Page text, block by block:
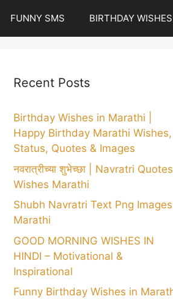
FUNNY SMS BIRTHDAY WISHES
Recent Posts
Birthday Wishes in Marathi |
Happy Birthday Marathi Wishes,
Status, Quotes & Images
नवरात्रीच्या शुभेच्छा | Navratri
Wishes Marathi
Shubh Navratri Text Png
Marathi
GOOD MORNING WISHES IN
HINDI – Motivational &
Inspirational
Funny Birthday Wishes in